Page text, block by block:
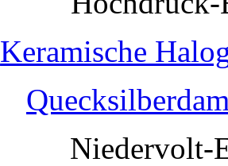
Keramische
Niedervolt-